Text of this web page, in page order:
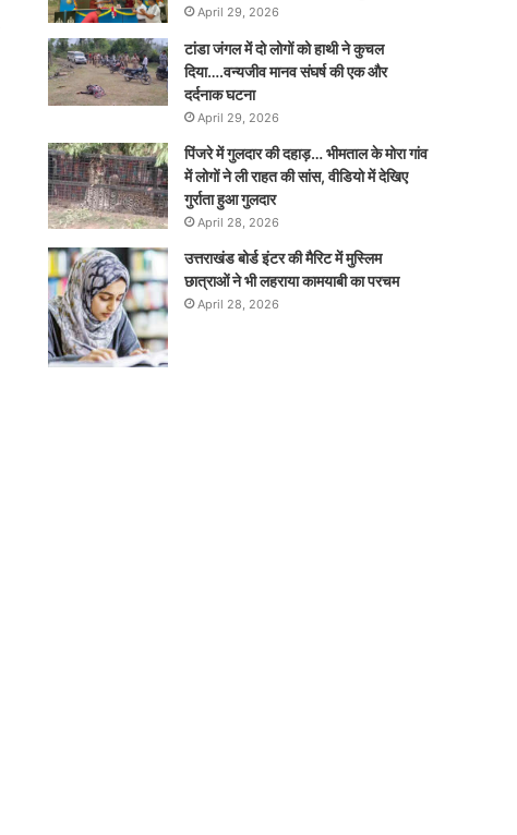
April 29, 2026
टांडा जंगल में दो लोगों को हाथी ने कुचल
दिया….वन्यजीव मानव संघर्ष की एक और
दर्दनाक घटना
April 29, 2026
पिंजरे में गुलदार की दहाड़… भीमताल के मोरा गांव
में लोगों ने ली राहत की सांस, वीडियो में देखिए
गुर्राता हुआ गुलदार
April 28, 2026
उत्तराखंड बोर्ड इंटर की मैरिट में मुस्लिम
छात्राओं ने भी लहराया कामयाबी का परचम
April 28, 2026